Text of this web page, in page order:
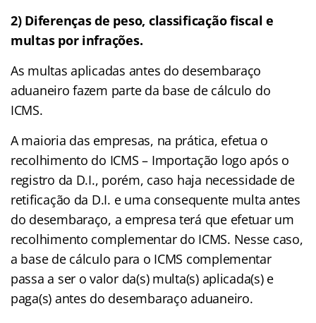
2) Diferenças de peso, classificação fiscal e
multas por infrações.
As multas aplicadas antes do desembaraço
aduaneiro fazem parte da base de cálculo do
ICMS.
A maioria das empresas, na prática, efetua o
recolhimento do ICMS – Importação logo após o
registro da D.I., porém, caso haja necessidade de
retificação da D.I. e uma consequente multa antes
do desembaraço, a empresa terá que efetuar um
recolhimento complementar do ICMS. Nesse caso,
a base de cálculo para o ICMS complementar
passa a ser o valor da(s) multa(s) aplicada(s) e
paga(s) antes do desembaraço aduaneiro.